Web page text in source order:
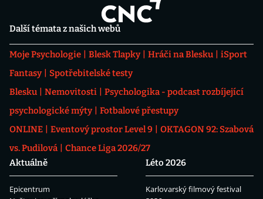
Další témata z našich webů
Moje Psychologie Blesk Tlapky Hráči na Blesku
iSport
Fantasy
Spotřebitelské testy
Blesku
Nemovitosti
Psychologika - podcast rozbíjející
psychologické mýty
Fotbalové přestupy
ONLINE
Eventový prostor Level 9
OKTAGON 92: Szabová
vs. Pudilová
Chance Liga 2026/27
Aktuálně
Epicentrum
Léto 2026
Karlovarský filmový festival